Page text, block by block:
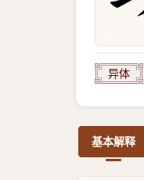
异体
基本解释